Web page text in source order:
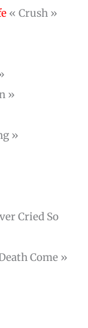
« Crush »
»
»
Cried So
Come »